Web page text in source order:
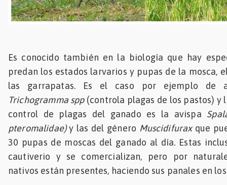
Es conocido también en la biología que hay
predan los estados larvarios y pupas de la mosca,
las garrapatas. Es el caso por ejemplo de
Trichogramma spp(controla plagas de los pastos) y
control de plagas del ganado es la avispa
pteromalidae)y las del género Muscidifuraxque
30 pupas de moscas del ganado al día. Estas
cautiverio y se comercializan, pero por
nativos están presentes, haciendo sus panales en